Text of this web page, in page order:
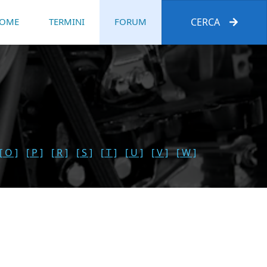
TERMINI FORUM CERCA
O ] [ P ] [ R ] [ S ] [ T ] [ U ] [ V ] [ W ]